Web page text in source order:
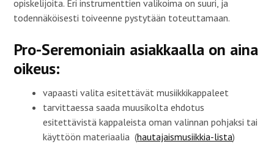
i
k
s
a
)
k
u
s
a
u
d
a
i
a
s
)
opiskelijoita. Eri instrumenttien valikoima on suuri, ja
todennäköisesti toiveenne pystytään toteuttamaan.
Pro-Seremoniain asiakkaalla on aina
oikeus:
vapaasti valita esitettävät musiikkikappaleet
tarvittaessa saada muusikolta ehdotus
esitettävistä kappaleista oman valinnan pohjaksi tai
käyttöön materiaalia (hautajaismusiikkia-lista)